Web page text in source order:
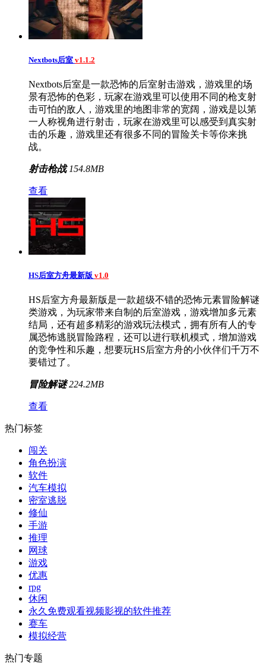
Nextbots后室 v1.1.2
Nextbots后室是一款恐怖的后室射击游戏，游戏里的场
景有恐怖的色彩，玩家在游戏里可以使用不同的枪支射
击可怕的敌人，游戏里的地图非常的宽阔，游戏是以第
一人称视角进行射击，玩家在游戏里可以感受到真实射
击的乐趣，游戏里还有很多不同的冒险关卡等你来挑
战。
射击枪战 154.8MB
查看
HS后室方舟最新版 v1.0
HS后室方舟最新版是一款超级不错的恐怖元素冒险解谜
类游戏，为玩家带来自制的后室游戏，游戏增加多元素
结局，还有超多精彩的游戏玩法模式，拥有所有人的专
属恐怖逃脱冒险路程，还可以进行联机模式，增加游戏
的竞争性和乐趣，想要玩HS后室方舟的小伙伴们千万不
要错过了。
冒险解谜 224.2MB
查看
热门标签
闯关
角色扮演
软件
汽车模拟
密室逃脱
修仙
手游
推理
网球
游戏
优惠
rpg
休闲
永久免费观看视频影视的软件推荐
赛车
模拟经营
热门专题